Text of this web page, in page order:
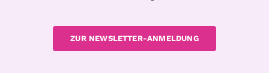
ZUR NEWSLETTER-ANMELDUNG